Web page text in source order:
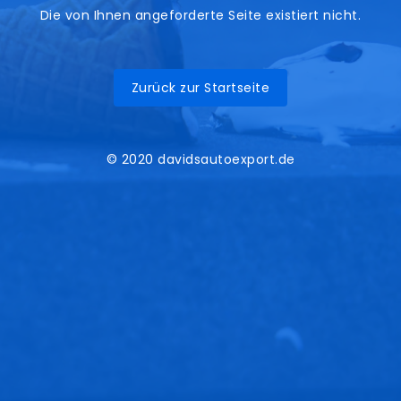
Die von Ihnen angeforderte Seite existiert nicht.
Zurück zur Startseite
© 2020 davidsautoexport.de